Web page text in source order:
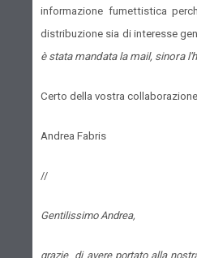
informazione fumettistica
distribuzione sia di interesse
è stata mandata la mail, sinora
Certo della vostra
Andrea Fabris
//
Gentilissimo Andrea,
grazie di avere portato alla